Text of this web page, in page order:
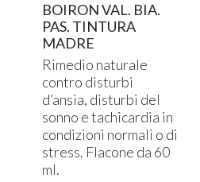
BOIRON VAL. BIA.
PAS. TINTURA
MADRE
Rimedio naturale
contro disturbi
d’ansia, disturbi del
sonno e tachicardia in
condizioni normali o di
stress. Flacone da 60
ml.